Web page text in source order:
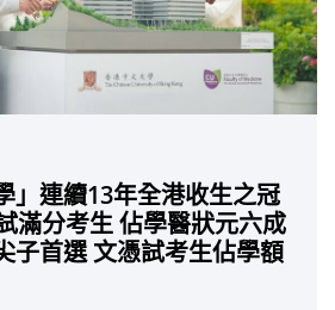
」連續13年全港收生之冠
滿分考生 佔學醫狀元六成
子首選 文憑試考生佔學額
醫療科技評估平台 推
及價值醫療
」系統助測糖尿黃斑水
案銳減六成 縮短患者輪
獲頒中國工程界最高榮譽
獎」 成為今屆醫藥衞生領
中文大學鳳凰獎學金」嘉
勵學醫狀元走出課堂放眼
妙手仁醫
PGT-Plus方案 精準辨識
基因異常「盲點」 降低人
常妊娠風險
治療新靶點 小鼠實驗證實
有助開創嶄新神經保護療
癌免疫治療耐藥性機制 揭
「除廢餵食」新功能助癌
專家共同牽頭跨國肺癌研
陽性肺癌病人七年無惡化
而引起的肺癌有望變成
可與病共存
獲頒「清野裕傑出領袖
名學者榮膺亞洲糖尿病教
區域專家 探討私人醫療
民健康覆蓋
成首位亞洲研究員 榮獲國
項John K. Lattimer 講座
驗室到臨床應用」研究突
1藥物可改善嚴重中風康